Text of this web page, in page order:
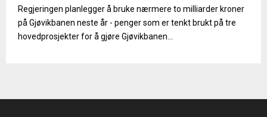
Regjeringen planlegger å bruke nærmere to milliarder kroner
på Gjøvikbanen neste år - penger som er tenkt brukt på tre
hovedprosjekter for å gjøre Gjøvikbanen...